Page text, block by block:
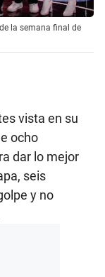
la semana final de
vista en su
ocho
dar lo mejor
seis
y no